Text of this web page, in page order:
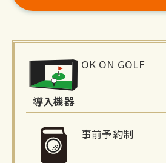
導入機器
OK ON GOLF
事前予約制